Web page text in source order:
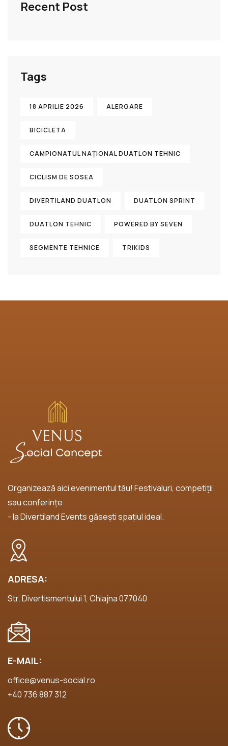
Recent Post
Tags
18 APRILIE 2026 ALERGARE
BICICLETA
CAMPIONATUL NAȚIONAL DUATLON TEHNIC
CICLISM DE SOSEA
DIVERTILAND DUATLON DUATLON SPRINT
DUATLON TEHNIC POWERED BY SEVEN
SEGMENTE TEHNICE TRIKIDS
Organizează aici evenimentul tău! Festivaluri, competiții
sau conferințe
- la Divertiland Events găsești spațiul ideal.
ADRESA:
Str. Divertismentului 1, Chiajna 077040
E-MAIL:
office@venus-social.ro
+40 736 887 312